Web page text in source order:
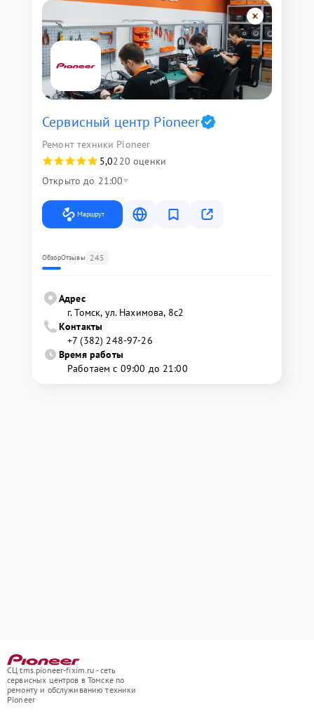
Сервисный центр Pioneer
Ремонт техники Pioneer
5,0220 оценки
Открыто до 21:00
Маршрут
ОбзорОтзывы 245
Адрес
г. Томск, ул. Нахимова, 8с2
Контакты
+7 (382) 248-97-26
Время работы
Работаем с 09:00 до 21:00
СЦ tms.pioneer-fixim.ru - сеть
сервисных центров в Томске по
ремонту и обслуживанию техники
Pioneer